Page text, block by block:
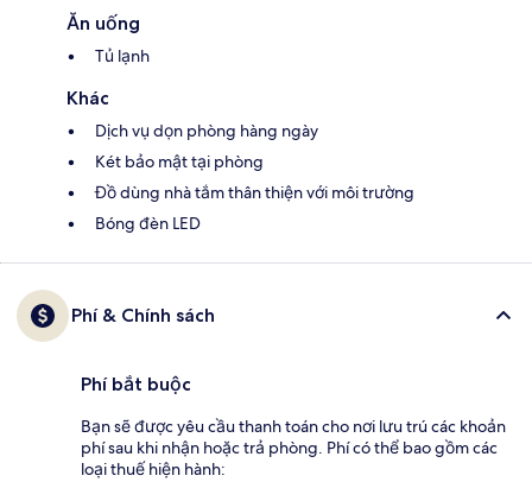
Ăn uống
Tủ lạnh
Khác
Dịch vụ dọn phòng hàng ngày
Két bảo mật tại phòng
Đồ dùng nhà tắm thân thiện với môi trường
Bóng đèn LED
Phí & Chính sách
Phí bắt buộc
Bạn sẽ được yêu cầu thanh toán cho nơi lưu trú các khoản
phí sau khi nhận hoặc trả phòng. Phí có thể bao gồm các
loại thuế hiện hành: